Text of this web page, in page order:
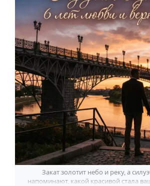
Закат золотит небо и реку, а
напоминают, какой красивой стала